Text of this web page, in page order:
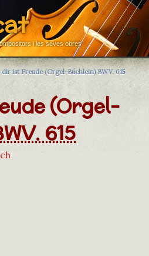
i les seves obres
dir ist Freude (Orgel-Büchlein) BWV. 615
(Orgel-
615